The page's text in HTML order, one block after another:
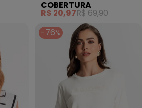
Curta (Bege)
COBERTURA
R$ 20,97R$ 69,90
-76%